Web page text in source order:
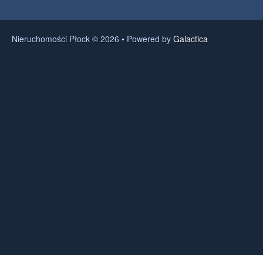
Nieruchomości Płock © 2026 • Powered by Galactica